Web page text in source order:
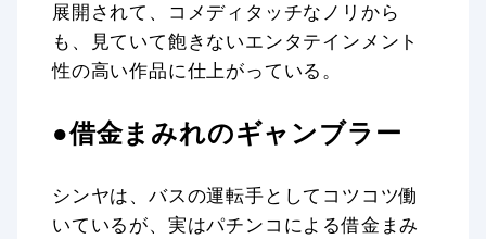
展開されて、コメディタッチなノリから
も、見ていて飽きないエンタテインメント
性の高い作品に仕上がっている。
●借金まみれのギャンブラー
シンヤは、バスの運転手としてコツコツ働
いているが、実はパチンコによる借金まみ